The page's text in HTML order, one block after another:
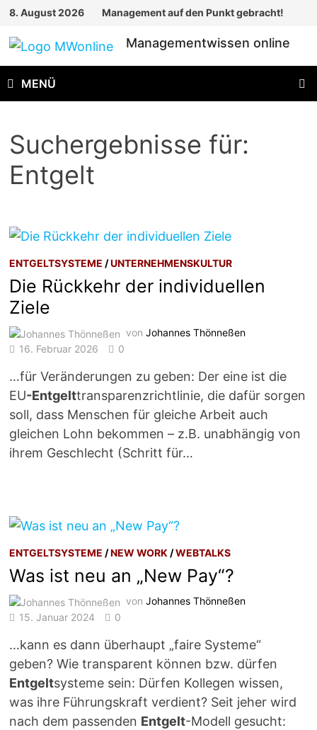
Zum
springen
8. August 2026 Management auf den Punkt gebracht!
Managementwissen online
MENÜ
Suchergebnisse für:
Entgelt
ENTGELTSYSTEME /UNTERNEHMENSKULTUR
Die Rückkehr der individuellen
Ziele
vonJohannes Thönneßen
16. Februar 2026
0
…für Veränderungen zu geben: Der eine ist die
EU-Entgelttransparenzrichtlinie, die dafür sorgen
soll, dass Menschen für gleiche Arbeit auch
gleichen Lohn bekommen – z.B. unabhängig von
ihrem Geschlecht (Schritt für…
ENTGELTSYSTEME /NEW WORK/WEBTALKS
Was ist neu an „New Pay“?
vonJohannes Thönneßen
15. Januar 2024
0
…kann es dann überhaupt „faire Systeme“
geben? Wie transparent können bzw. dürfen
Entgeltsysteme sein: Dürfen Kollegen wissen,
was ihre Führungskraft verdient? Seit jeher wird
nach dem passenden Entgelt-Modell gesucht: